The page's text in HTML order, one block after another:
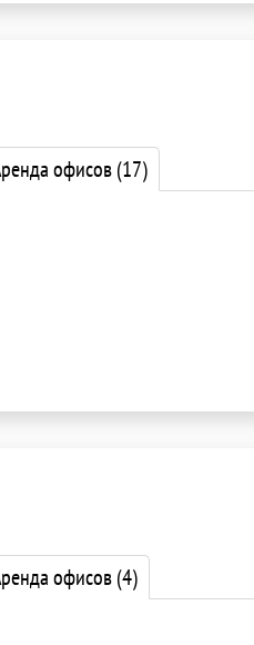
офисов(17)
офисов(4)